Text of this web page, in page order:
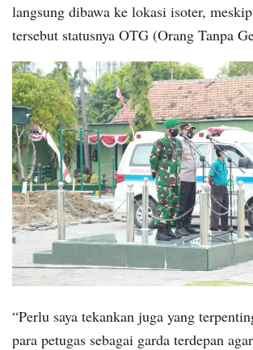
langsung dibawa ke lokasi isoter,
tersebut statusnya OTG (Orang Tanpa
“Perlu saya tekankan juga yang
para petugas sebagai garda terdepan